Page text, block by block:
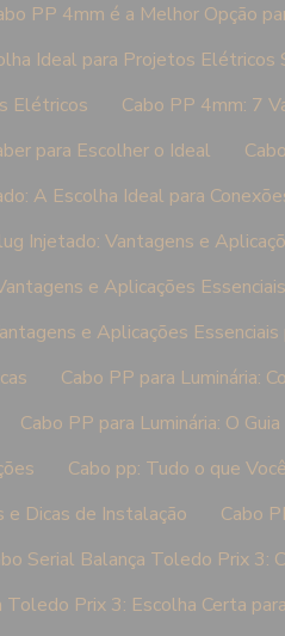
PP 4mm é a Melhor Opção
Ideal para Projetos Elétricos
Elétricos
Cabo PP 4mm: 7
para Escolher o Ideal
A Escolha Ideal para
Injetado: Vantagens e
e Aplicações
e Aplicações
Cabo PP para Luminária:
Cabo PP para Luminária: O
Cabo pp: Tudo o que
e Dicas de Instalação
Cabo
Serial Balança Toledo Prix 3:
Toledo Prix 3: Escolha Certa